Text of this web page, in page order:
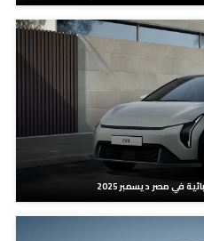
في مصر ديسمبر 2025